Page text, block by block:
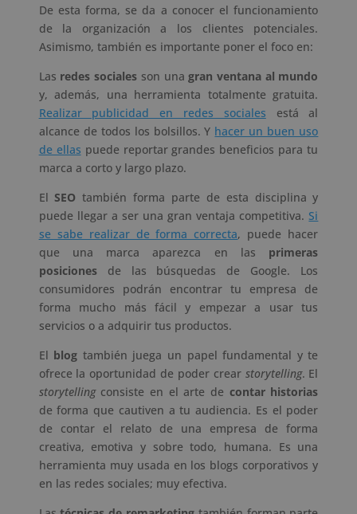
De esta forma, se da a conocer el funcionamiento
de la organización a los clientes potenciales.
Asimismo, también es importante poner el foco en:
Las redes sociales son unagran ventana al mundo
y, además, una herramienta totalmente gratuita.
Realizar publicidad en redes sociales está al
alcance de todos los bolsillos. Y hacer un buen uso
de ellas puede reportar grandes beneficios para tu
marca a corto y largo plazo.
ElSEO también forma parte de esta disciplina y
puede llegar a ser una gran ventaja competitiva.Si
se sabe realizar de forma correcta, puede hacer
que una marca aparezca en las primeras
posicionesde las búsquedas de Google. Los
consumidores podrán encontrar tu empresa de
forma mucho más fácil y empezar a usar tus
servicios o a adquirir tus productos.
El blog también juega un papel fundamental y te
ofrece la oportunidad de poder crear storytelling. El
storytellingconsiste en el arte de contar historias
de forma que cautiven a tu audiencia. Es el poder
de contar el relato de una empresa de forma
creativa, emotiva y sobre todo, humana. Es una
herramienta muy usada en los blogs corporativos y
en las redes sociales; muy efectiva.